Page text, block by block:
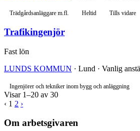
Trädgårdsanläggare m.fl. Heltid Tills vidare
Trafikingenjör
Fast lön
LUNDS KOMMUN · Lund · Vanlig
Ingenjörer och tekniker inom bygg och anläggning
Visar 1–20 av 30
‹ 1 2 ›
Om arbetsgivaren